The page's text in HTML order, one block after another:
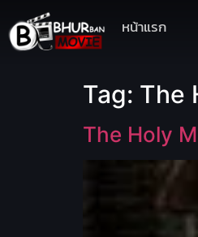
หน้าแรก
Tag: The
The Holy